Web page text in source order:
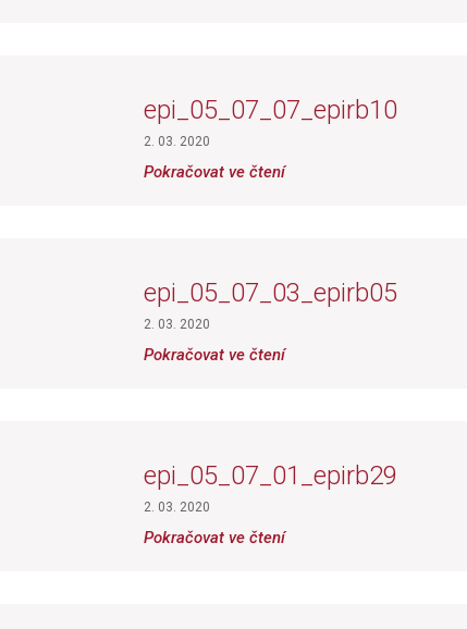
epi_05_07_07_epirb10
2. 03. 2020
Pokračovat ve čtení
epi_05_07_03_epirb05
2. 03. 2020
Pokračovat ve čtení
epi_05_07_01_epirb29
2. 03. 2020
Pokračovat ve čtení